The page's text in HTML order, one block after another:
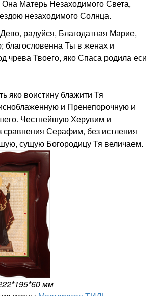
Матерь Незаходимого Света,
незаходимого Солнца.
радуйся, Благодатная Марие,
благословенна Ты в женах и
чрева Твоего, яко Спаса родила еси
яко воистину блажити Тя
и Пренепорочную и
Честнейшую Херувим и
Серафим, без истления
сущую Богородицу Тя величаем.
мм